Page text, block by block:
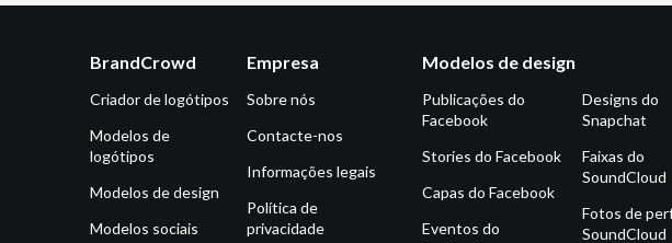
BrandCrowd
Criador de logótipos
Modelos de
logótipos
Modelos de design
Modelos sociais
Empresa
Sobre nós
Contacte-nos
Informações legais
Política de
privacidade
Modelos de design
Publicações do
Facebook
Stories do Facebook
Capas do Facebook
Eventos do
Designs do
Snapchat
Faixas do
SoundCloud
Fotos de
SoundCloud